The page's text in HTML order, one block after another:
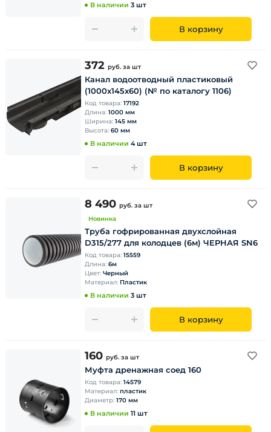
В наличии 3 шт
В корзину
372 руб. за шт
Канал водоотводный пластиковый
(1000х145х60) (№ по каталогу 1106)
Код товара: 17192
Длина: 1000 мм
Ширина: 145 мм
Высота: 60 мм
В наличии 4 шт
В корзину
8 490 руб. за шт
Новинка
Труба гофрированная двухслойная
D315/277 для колодцев (6м) ЧЕРНАЯ SN6
Код товара: 15559
Длина: 6м
Цвет: Черный
Материал: Пластик
В наличии 3 шт
В корзину
160 руб. за шт
Муфта дренажная соед 160
Код товара: 14579
Материал: пластик
Диаметр: 170 мм
В наличии 11 шт